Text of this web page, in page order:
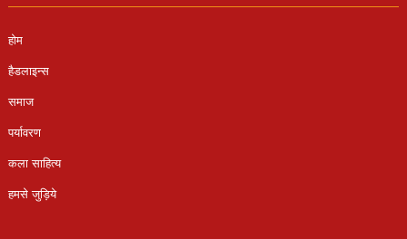
होम
हैडलाइन्स
समाज
पर्यावरण
कला साहित्य
हमसे जुड़िये